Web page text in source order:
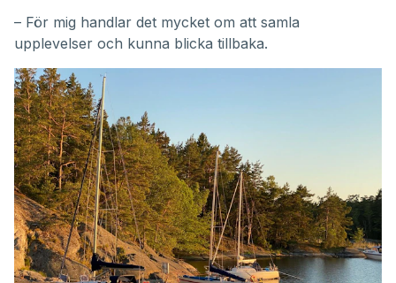
– För mig handlar det mycket om att samla
upplevelser och kunna blicka tillbaka.